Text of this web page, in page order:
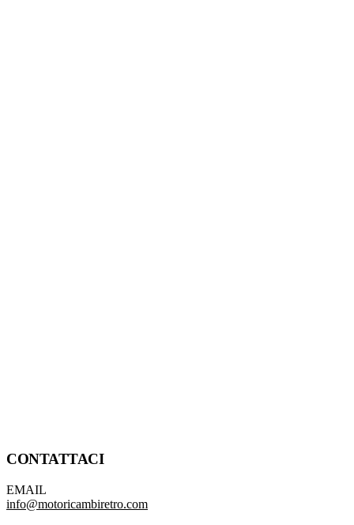
CONTATTACI
EMAIL
info@motoricambiretro.com